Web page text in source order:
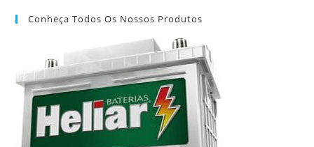
Conheça Todos Os Nossos Produtos